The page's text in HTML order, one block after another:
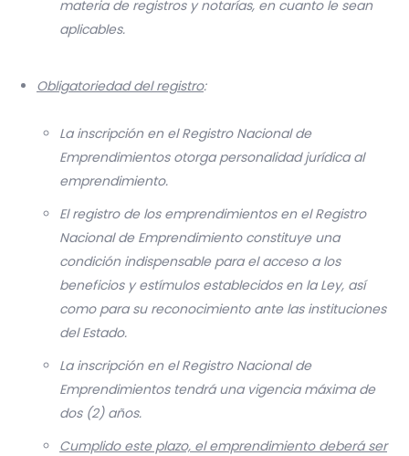
materia de registros y notarías, en cuanto le sean
aplicables.
Obligatoriedad del registro:
La inscripción en el Registro Nacional de
Emprendimientos otorga personalidad jurídica al
emprendimiento.
El registro de los emprendimientos en el Registro
Nacional de Emprendimiento constituye una
condición indispensable para el acceso a los
beneficios y estímulos establecidos en la Ley, así
como para su reconocimiento ante las instituciones
del Estado.
La inscripción en el Registro Nacional de
Emprendimientos tendrá una vigencia máxima de
dos (2) años.
Cumplido este plazo, el emprendimiento deberá ser